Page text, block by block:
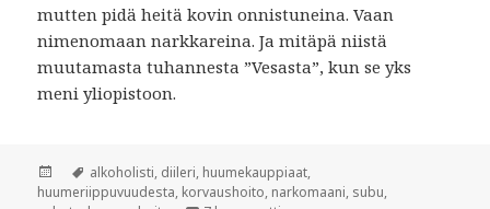
mutten pidä heitä kovin onnistuneina. Vaan
nimenomaan narkkareina. Ja mitäpä niistä
muutamasta tuhannesta ”Vesasta”, kun se yks
meni yliopistoon.
JulkaistuAvainsanat
alkoholisti, diileri, huumekauppiaat,
huumeriippuvuudesta, korvaushoito, narkomaani, subu,